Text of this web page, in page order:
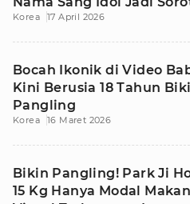
Korea 17 April 2026
Bocah Ikonik di Video
Kini Berusia 18 Tahun
Pangling
Korea 16 Maret 2026
Bikin Pangling! Park Ji
15 Kg Hanya Modal